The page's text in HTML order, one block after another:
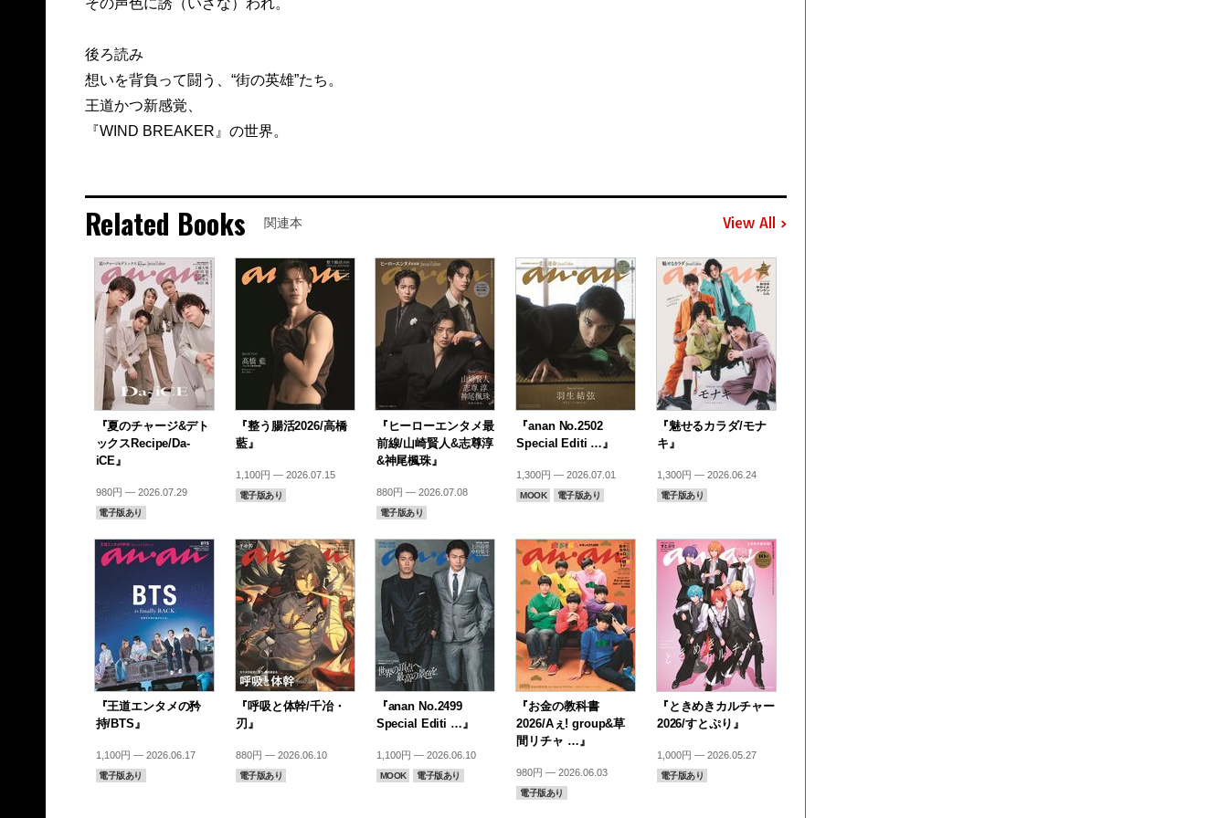
その声色に誘（いざな）われ。
後ろ読み
想いを背負って闘う、“街の英雄”たち。
王道かつ新感覚、
『WIND BREAKER』の世界。
Related Books 関連本 View All
『夏のチャージ&デト
ックスRecipe/Da-
iCE』
980円 — 2026.07.29
電子版あり
『整う腸活2026/高橋
藍』
1,100円 — 2026.07.15
電子版あり
『ヒーローエンタメ最
前線/山崎賢人&志尊淳
&神尾楓珠』
880円 — 2026.07.08
電子版あり
『anan No.2502
Special Editi …』
1,300円 — 2026.07.01
MOOK 電子版あり
『魅せるカラダ/モナ
キ』
1,300円 — 2026.06.24
電子版あり
『王道エンタメの矜
持/BTS』
1,100円 — 2026.06.17
電子版あり
『呼吸と体幹/千冶・
刃』
880円 — 2026.06.10
電子版あり
『anan No.2499
Special Editi …』
1,100円 — 2026.06.10
MOOK 電子版あり
『お金の教科書
2026/Aぇ! group&草
間リチャ …』
980円 — 2026.06.03
電子版あり
『ときめきカルチャー
2026/すとぷり』
1,000円 — 2026.05.27
電子版あり